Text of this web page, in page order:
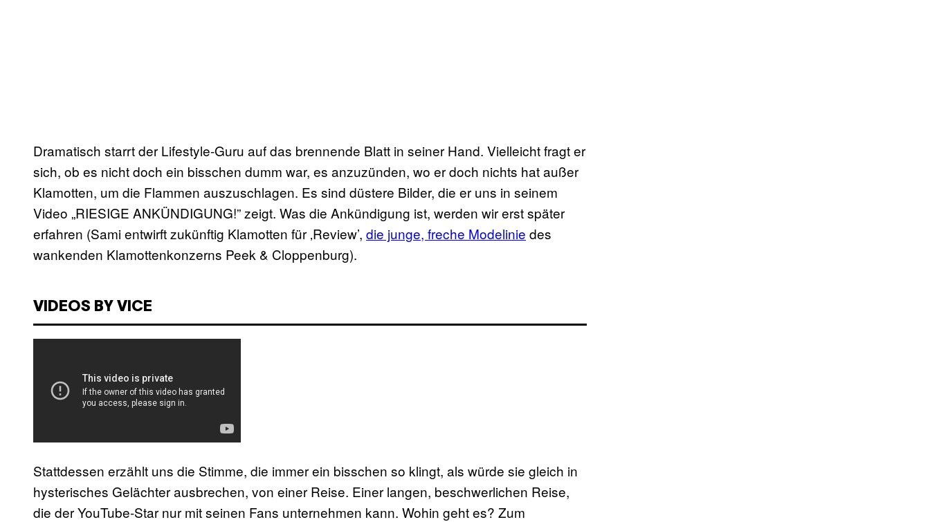
Dramatisch starrt der Lifestyle-Guru auf das brennende Blatt in seiner Hand. Vielleicht fragt er
sich, ob es nicht doch ein bisschen dumm war, es anzuzünden, wo er doch nichts hat außer
Klamotten, um die Flammen auszuschlagen. Es sind düstere Bilder, die er uns in seinem
Video „RIESIGE ANKÜNDIGUNG!” zeigt. Was die Ankündigung ist, werden wir erst später
erfahren (Sami entwirft zukünftig Klamotten für ‚Review’, die junge, freche Modelinie des
wankenden Klamottenkonzerns Peek & Cloppenburg).
VIDEOS BY VICE
Stattdessen erzählt uns die Stimme, die immer ein bisschen so klingt, als würde sie gleich in
hysterisches Gelächter ausbrechen, von einer Reise. Einer langen, beschwerlichen Reise,
die der YouTube-Star nur mit seinen Fans unternehmen kann. Wohin geht es? Zum